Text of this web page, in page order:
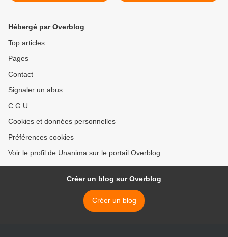
Hébergé par Overblog
Top articles
Pages
Contact
Signaler un abus
C.G.U.
Cookies et données personnelles
Préférences cookies
Voir le profil de Unanima sur le portail Overblog
Créer un blog sur Overblog
Créer un blog